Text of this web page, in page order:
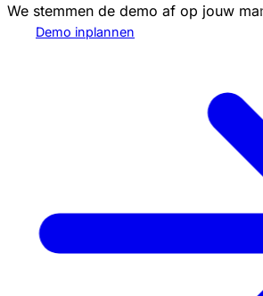
We stemmen de demo af op jouw
Demo inplannen